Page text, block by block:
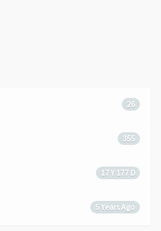
26
355
17 Y 177 D
5 Years Ago